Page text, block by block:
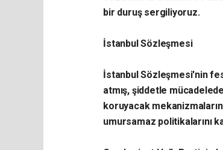
bir duruş sergiliyoruz.
İstanbul Sözleşmesi
İstanbul Sözleşmesi'nin
atmış, şiddetle
koruyacak
umursamaz politikalarını